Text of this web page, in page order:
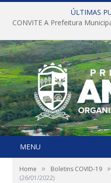
ÚLTIMAS
MENU
Home » Boletins COVID-19 »
(26/01/2022)